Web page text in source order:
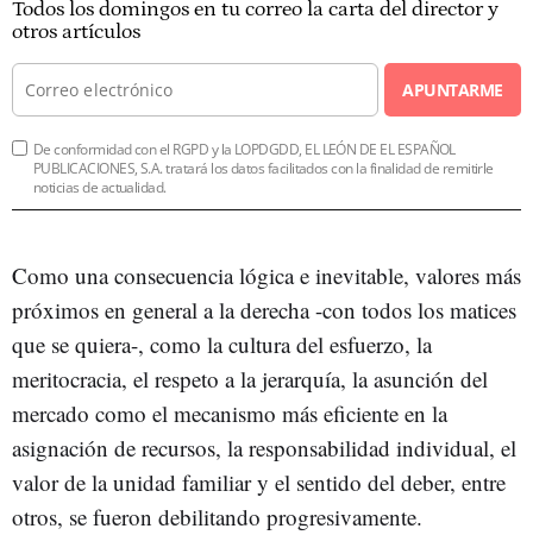
Todos los domingos en tu correo la carta del director y
otros artículos
APUNTARME
De conformidad con el RGPD y la LOPDGDD, EL LEÓN DE EL ESPAÑOL
PUBLICACIONES, S.A. tratará los datos facilitados con la finalidad de remitirle
noticias de actualidad.
Como una consecuencia lógica e inevitable, valores más
próximos en general a la derecha -con todos los matices
que se quiera-, como la cultura del esfuerzo, la
meritocracia, el respeto a la jerarquía, la asunción del
mercado como el mecanismo más eficiente en la
asignación de recursos, la responsabilidad individual, el
valor de la unidad familiar y el sentido del deber, entre
otros, se fueron debilitando progresivamente.